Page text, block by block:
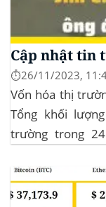
Cập nhật tin
⏱️26/11/2023,
Vốn hóa thị
Tổng khối
trường trong
chiếm 11.77%
trong 24 giờ.